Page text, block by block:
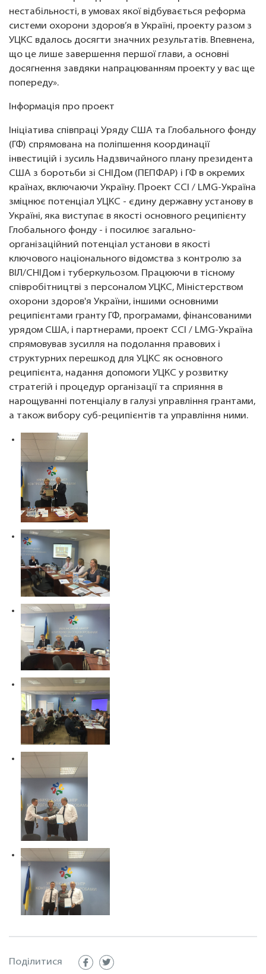
нестабільності, в умовах якої відбувається реформа
системи охорони здоров’я в Україні, проекту разом з
УЦКС вдалось досягти значних результатів. Впевнена,
що це лише завершення першої глави, а основні
досягнення завдяки напрацюванням проекту у вас ще
попереду».
Інформація про проект
Ініціатива співпраці Уряду США та Глобального фонду
(ГФ) спрямована на поліпшення координації
інвестицій і зусиль Надзвичайного плану президента
США з боротьби зі СНІДом (ПЕПФАР) і ГФ в окремих
країнах, включаючи Україну. Проект CCI / LMG-Україна
зміцнює потенціал УЦКС - єдину державну установу в
Україні, яка виступає в якості основного реципієнту
Глобального фонду - і посилює загально-
організаційний потенціал установи в якості
ключового національного відомства з контролю за
ВІЛ/СНІДом і туберкульозом. Працюючи в тісному
співробітництві з персоналом УЦКС, Міністерством
охорони здоров'я України, іншими основними
реципієнтами гранту ГФ, програмами, фінансованими
урядом США, і партнерами, проект CCI / LMG-Україна
спрямовував зусилля на подолання правових і
структурних перешкод для УЦКС як основного
реципієнта, надання допомоги УЦКС у розвитку
стратегій і процедур організації та сприяння в
нарощуванні потенціалу в галузі управління грантами,
а також вибору суб-реципієнтів та управління ними.
Поділитися